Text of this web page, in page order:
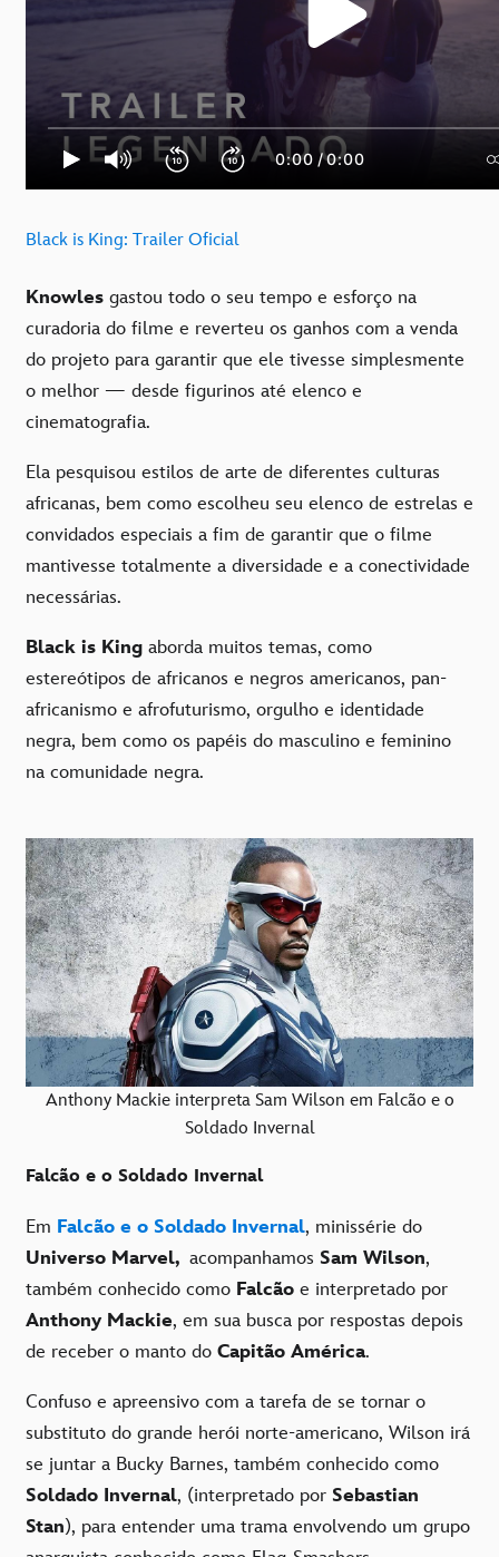
Black is King: Trailer Oficial
Knowles gastou todo o seu tempo e esforço na
curadoria do filme e reverteu os ganhos com a venda
do projeto para garantir que ele tivesse simplesmente
o melhor — desde figurinos até elenco e
cinematografia.
Ela pesquisou estilos de arte de diferentes culturas
africanas, bem como escolheu seu elenco de estrelas e
convidados especiais a fim de garantir que o filme
mantivesse totalmente a diversidade e a conectividade
necessárias.
Black is King aborda muitos temas, como
estereótipos de africanos e negros americanos, pan-
africanismo e afrofuturismo, orgulho e identidade
negra, bem como os papéis do masculino e feminino
na comunidade negra.
Anthony Mackie interpreta Sam Wilson em Falcão e o
Soldado Invernal
Falcão e o Soldado Invernal
Em Falcão e o Soldado Invernal, minissérie do
Universo Marvel, acompanhamos Sam Wilson,
também conhecido como Falcão e interpretado por
Anthony Mackie, em sua busca por respostas depois
de receber o manto do Capitão América.
Confuso e apreensivo com a tarefa de se tornar o
substituto do grande herói norte-americano, Wilson irá
se juntar a Bucky Barnes, também conhecido como
Soldado Invernal, (interpretado por Sebastian
Stan), para entender uma trama envolvendo um grupo